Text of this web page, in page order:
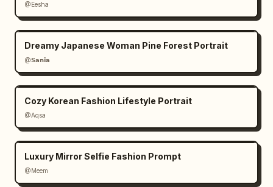
@Eesha
Dreamy Japanese Woman Pine Forest Portrait
@𝗦𝗮𝗻𝗶𝗮
Cozy Korean Fashion Lifestyle Portrait
@Aqsa
Luxury Mirror Selfie Fashion Prompt
@Meem